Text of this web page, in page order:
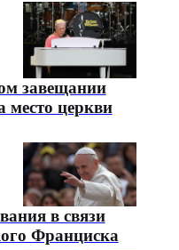
завещании
место церкви
в связи
Франциска